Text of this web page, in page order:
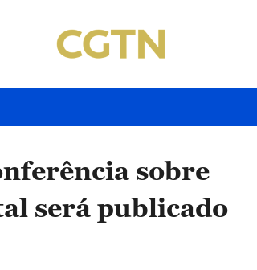
sobre
será publicado